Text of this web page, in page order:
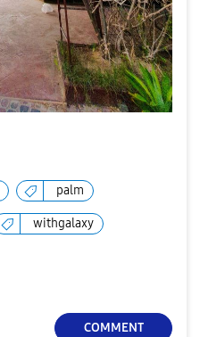
palm
withgalaxy
COMMENT